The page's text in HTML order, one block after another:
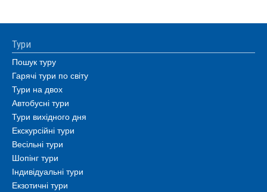
Тури
Пошук туру
Гарячі тури по світу
Тури на двох
Автобусні тури
Тури вихідного дня
Екскурсійні тури
Весільні тури
Шопінг тури
Індивідуальні тури
Екзотичні тури